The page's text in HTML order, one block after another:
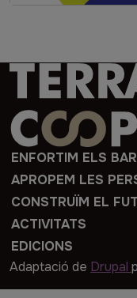
Imatge
ENFORTIM ELS
APROPEM LES
CONSTRUÏM EL
ACTIVITATS
EDICIONS
Adaptació de Drupal